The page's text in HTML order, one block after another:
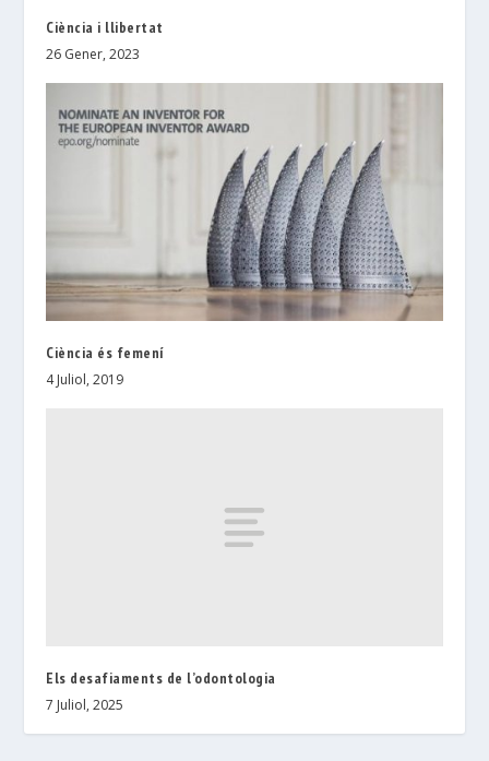
Ciència i llibertat
26 Gener, 2023
Ciència és femení
4 Juliol, 2019
Els desafiaments de l’odontologia
7 Juliol, 2025